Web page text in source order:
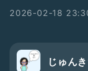
2026-02-18
じゅん